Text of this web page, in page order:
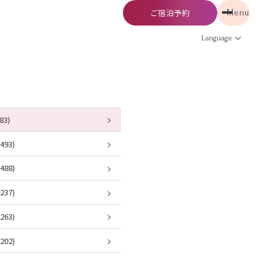
ご宿泊予約 Menu
Language